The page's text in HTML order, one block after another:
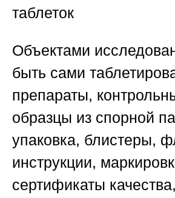
таблеток
Объектами
быть сами
препараты,
образцы из спорной
упаковка, блистеры,
инструкции,
сертификаты качества,